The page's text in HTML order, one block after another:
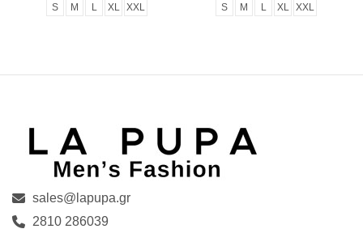
S M L XL XXL S M L XL XXL
sales@lapupa.gr
2810 286039